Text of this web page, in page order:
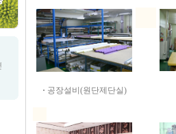
· 공장설비(원단제단실)